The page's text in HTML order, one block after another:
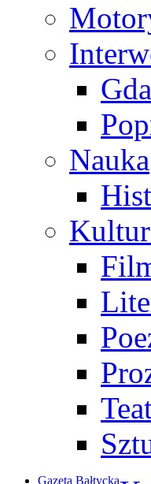
Nauka
Gazeta Bałtycka